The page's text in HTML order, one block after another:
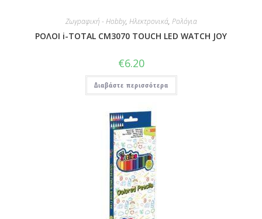
Ζωγραφική - Hobby, Ηλεκτρονικά, Ρολόγια
ΡΟΛΟΙ i-TOTAL CM3070 TOUCH LED WATCH JOY
€6.20
Διαβάστε περισσότερα